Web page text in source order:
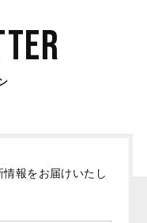
報をお届けいたし